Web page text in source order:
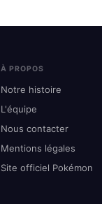
À PROPOS
Notre histoire
L'équipe
Nous contacter
Mentions légales
Site officiel Pokémon